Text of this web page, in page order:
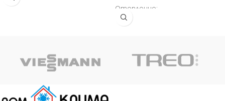
куб.м | Отдаване до: 8.00 kW
Отопление:
Клас: А | SCOP: 3.81 | Обем: 160
куб.м | Отдаване до: 9.00 kW